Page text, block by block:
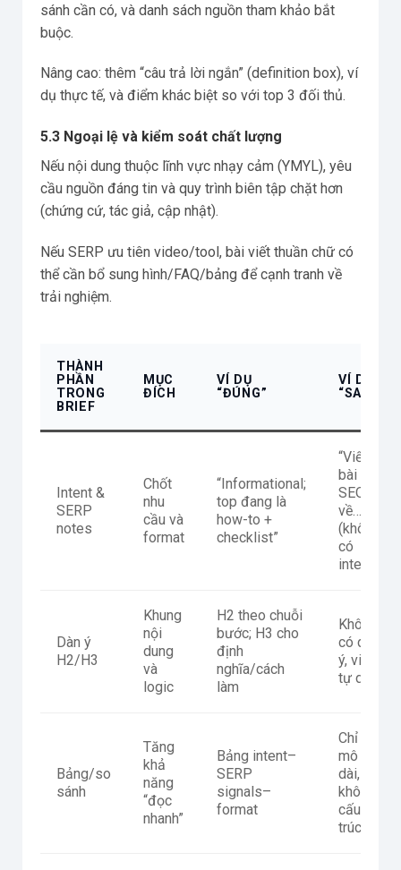
sánh cần có, và danh sách nguồn tham khảo bắt
buộc.
Nâng cao: thêm “câu trả lời ngắn” (definition box), ví
dụ thực tế, và điểm khác biệt so với top 3 đối thủ.
5.3 Ngoại lệ và kiểm soát chất lượng
Nếu nội dung thuộc lĩnh vực nhạy cảm (YMYL), yêu
cầu nguồn đáng tin và quy trình biên tập chặt hơn
(chứng cứ, tác giả, cập nhật).
Nếu SERP ưu tiên video/tool, bài viết thuần chữ có
thể cần bổ sung hình/FAQ/bảng để cạnh tranh về
trải nghiệm.
THÀNH
PHẦN
TRONG
BRIEF
MỤC
ĐÍCH
VÍ DỤ
“ĐÚNG”
VÍ DỤ
“SAI”
Intent &
SERP
notes
Chốt
nhu
cầu và
format
“Informational;
top đang là
how-to +
checklist”
“Viết
bài
SEO
về…”
(không
có
intent)
Dàn ý
H2/H3
Khung
nội
dung
và
logic
H2 theo chuỗi
bước; H3 cho
định
nghĩa/cách
làm
Không
có dàn
ý, viết
tự do
Bảng/so
sánh
Tăng
khả
năng
“đọc
nhanh”
Bảng intent–
SERP
signals–
format
Chỉ
mô tả
dài,
không
cấu
trúc